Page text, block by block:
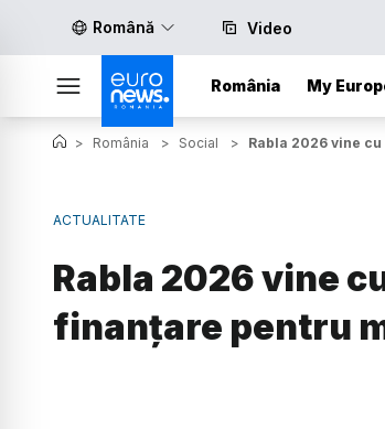
Română Video
România My
> România > Social > Rabla 2026 vine
ACTUALITATE
Rabla 2026 vine
finanțare pentru